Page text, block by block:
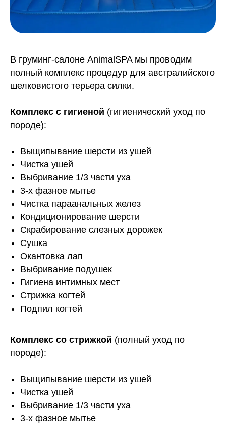
В груминг-салоне AnimalSPA мы проводим
полный комплекс процедур для австралийского
шелковистого терьера силки.
Комплекс с гигиеной (гигиенический уход по
породе):
Выщипывание шерсти из ушей
Чистка ушей
Выбривание 1/3 части уха
3-х фазное мытье
Чистка параанальных желез
Кондиционирование шерсти
Скрабирование слезных дорожек
Сушка
Окантовка лап
Выбривание подушек
Гигиена интимных мест
Стрижка когтей
Подпил когтей
Комплекс со стрижкой (полный уход по
породе):
Выщипывание шерсти из ушей
Чистка ушей
Выбривание 1/3 части уха
3-х фазное мытье